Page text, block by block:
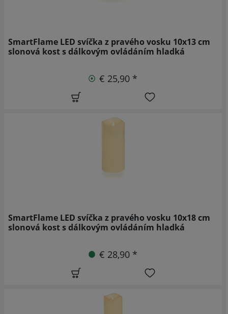
SmartFlame LED svíčka z pravého vosku 10x13 cm
slonová kost s dálkovým ovládáním hladká
€ 25,90 *
SmartFlame LED svíčka z pravého vosku 10x18 cm
slonová kost s dálkovým ovládáním hladká
€ 28,90 *